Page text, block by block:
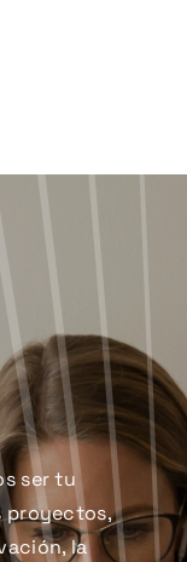
ser tu
proyectos,
la